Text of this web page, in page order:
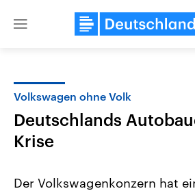
Close
Volkswagen ohne Volk
Deutschlands
Krise
Der Volkswagenkonzern hat